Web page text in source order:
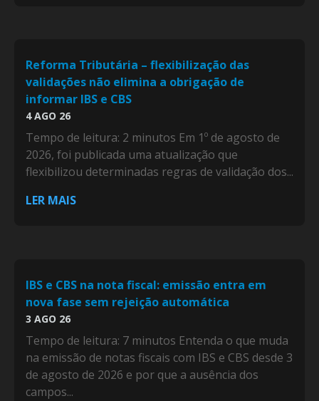
Reforma Tributária – flexibilização das
validações não elimina a obrigação de
informar IBS e CBS
4 AGO 26
Tempo de leitura: 2 minutos Em 1º de agosto de
2026, foi publicada uma atualização que
flexibilizou determinadas regras de validação dos...
LER MAIS
IBS e CBS na nota fiscal: emissão entra em
nova fase sem rejeição automática
3 AGO 26
Tempo de leitura: 7 minutos Entenda o que muda
na emissão de notas fiscais com IBS e CBS desde 3
de agosto de 2026 e por que a ausência dos
campos...